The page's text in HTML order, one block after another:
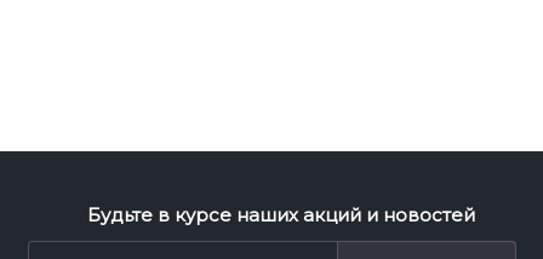
Будьте в курсе наших акций и новостей